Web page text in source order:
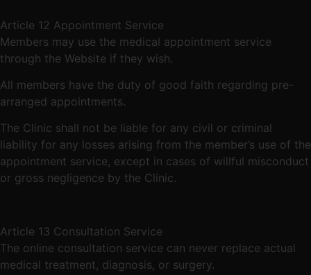
Article 12 Appointment Service
Members may use the medical appointment service
through the Website if they wish.
All members have the duty of good faith regarding pre-
arranged appointments.
The Clinic shall not be liable for any civil or criminal
liability for any losses arising from the member’s use of the
appointment service, except in cases of willful misconduct
or gross negligence by the Clinic.
Article 13 Consultation Service
The online consultation service can never replace actual
medical treatment, diagnosis, or surgery.